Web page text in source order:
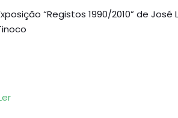
“Registos 1990/2010” de José